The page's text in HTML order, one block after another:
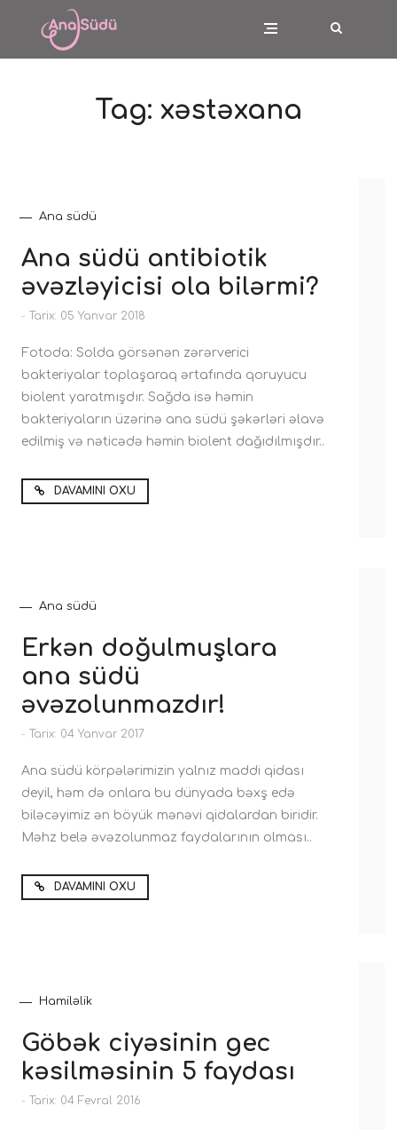
Tag: xəstəxana
Ana südü
Ana südü antibiotik
əvəzləyicisi ola bilərmi?
- Tarix: 05 Yanvar 2018
Fotoda: Solda görsənən zərərverici
bakteriyalar toplaşaraq ərtafında qoruyucu
biolent yaratmışdır. Sağda isə həmin
bakteriyaların üzərinə ana südü şəkərləri əlavə
edilmiş və nəticədə həmin biolent dağıdılmışdır..
DAVAMINI OXU
Ana südü
Erkən doğulmuşlara
ana südü
əvəzolunmazdır!
- Tarix: 04 Yanvar 2017
Ana südü körpələrimizin yalnız maddi qidası
deyil, həm də onlara bu dünyada bəxş edə
biləcəyimiz ən böyük mənəvi qidalardan biridir.
Məhz belə əvəzolunmaz faydalarının olması..
DAVAMINI OXU
Hamiləlik
Göbək ciyəsinin gec
kəsilməsinin 5 faydası
- Tarix: 04 Fevral 2016